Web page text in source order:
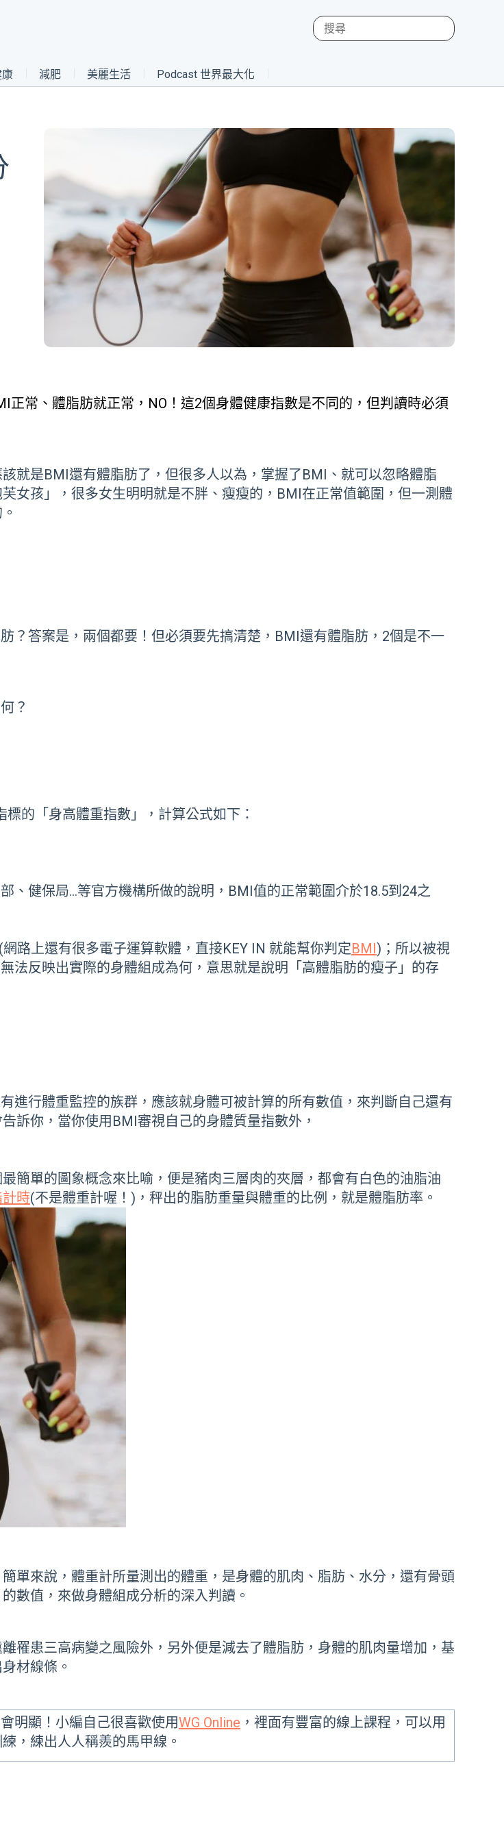
康 減肥 美麗生活 Podcast 世界最大化
正常、體脂肪就正常，NO！這2個身體健康指數是不同的，但判讀時必須
就是BMI還有體脂肪了，但很多人以為，掌握了BMI 、就可以忽略體脂
女孩」，很多女生明明就是不胖、瘦瘦的， BMI在正常值範圍，但一測體
？答案是，兩個都要！但必須要先搞清楚， BMI還有體脂肪， 2個是不一
？
的「身高體重指數」，計算公式如下：
、健保局…等官方機構所做的說明，BMI值的正常範圍介於18.5到24之
路上還有很多電子運算軟體，直接KEY IN 就能幫你判定BMI)；所以被視
法反映出實際的身體組成為何，意思就是說明「高體脂肪的瘦子」的存
進行體重監控的族群，應該就身體可被計算的所有數值，來判斷自己還有
訴你，當你使用BMI審視自己的身體質量指數外，
最簡單的圖象概念來比喻，便是豬肉三層肉的夾層，都會有白色的油脂油
時(不是體重計喔！)，秤出的脂肪重量與體重的比例，就是體脂肪率。
單來說，體重計所量測出的體重，是身體的肌肉、脂肪、水分，還有骨頭
數值，來做身體組成分析的深入判讀。
罹患三高病變之風險外， 另外便是減去了體脂肪，身體的肌肉量增加，基
材線條。
明顯！小編自己很喜歡使用WG Online ，裡面有豐富的線上課程，可以用
，練出人人稱羨的馬甲線。